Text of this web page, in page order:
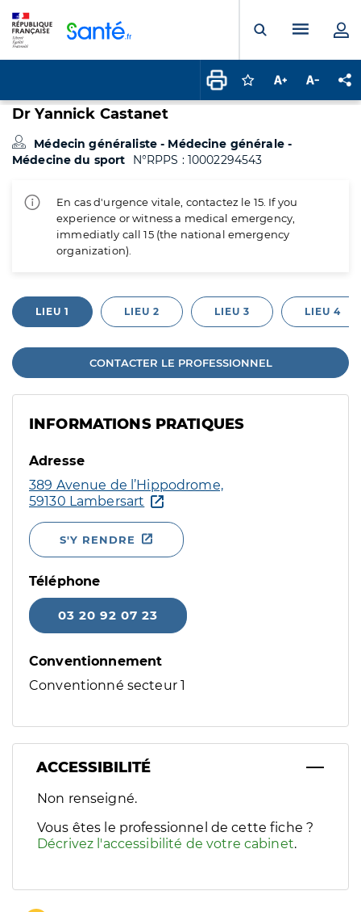
Ouvrir laMenu
Connectez-vous
Augmenter la
Dr Yannick Castanet
Médecin généraliste - Médecine générale -
Médecine du sport
N°RPPS : 10002294543
En cas d'urgence vitale, contactez le 15. If you
experience or witness a medical emergency,
immediatly call 15 (the national emergency
organization).
LIEU 1 LIEU 2 LIEU 3 LIEU 4
CONTACTER LE PROFESSIONNEL
INFORMATIONS PRATIQUES
Adresse
389 Avenue de l’Hippodrome,
59130 Lambersart
S'Y RENDRE
Téléphone
03 20 92 07 23
Conventionnement
Conventionné secteur 1
ACCESSIBILITÉ
Filtres
Sélectionnez un ou plusieurs handicaps/besoins
Non renseigné.
Vous êtes le professionnel de cette fiche ?
Décrivez l'accessibilité de votre cabinet.